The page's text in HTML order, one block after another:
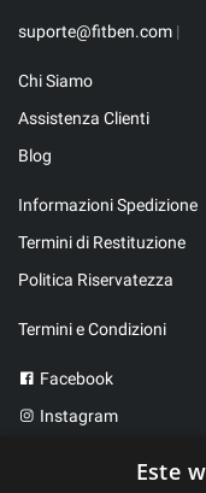
suporte@fitben.com |
Chi Siamo
Assistenza Clienti
Blog
Informazioni Spedizione
Termini di Restituzione
Politica Riservatezza
Termini e Condizioni
Facebook
Instagram
Este